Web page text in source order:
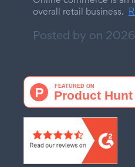
overall retail business.
Posted by on